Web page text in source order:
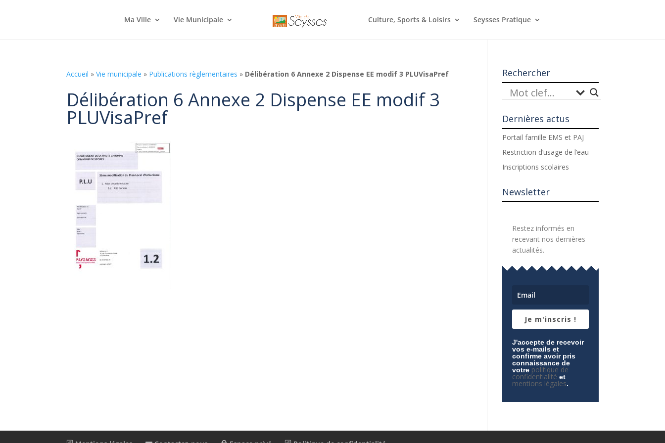
Ma Ville Vie Municipale Culture, Sports & Loisirs Seysses Pratique
Accueil »Vie municipale » Publications règlementaires » Délibération 6 Annexe 2 Dispense EE modif 3 PLUVisaPref
Délibération 6 Annexe 2 Dispense EE modif 3
PLUVisaPref
Rechercher
Dernières actus
Portail famille EMS et PAJ
Restriction d’usage de l’eau
Inscriptions scolaires
Newsletter
Restez informés en
recevant nos dernières
actualités.
Je m'inscris !
J'accepte de recevoir
vos e-mails et
confirme avoir pris
connaissance de
votre politique de
confidentialité et
mentions légales.